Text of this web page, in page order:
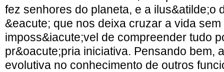
fez senhores do planeta, e a ilus&atilde;o
&eacute; que nos deixa cruzar a vida
imposs&iacute;vel de compreender tudo
pr&oacute;pria iniciativa. Pensando bem,
evolutiva no conhecimento de outros